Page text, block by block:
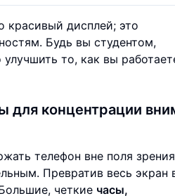
дисплей; это
Будь вы студентом,
то, как вы
для концентрации
телефон вне поля
Превратив весь экран
четкие часы,